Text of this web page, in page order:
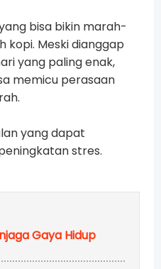
bisa bikin marah-
kopi. Meski dianggap
yang paling enak,
memicu perasaan
yang dapat
stres.
Gaya Hidup